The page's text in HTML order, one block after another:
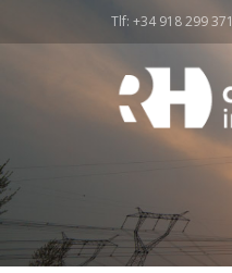
Tlf: +34 918 299 371